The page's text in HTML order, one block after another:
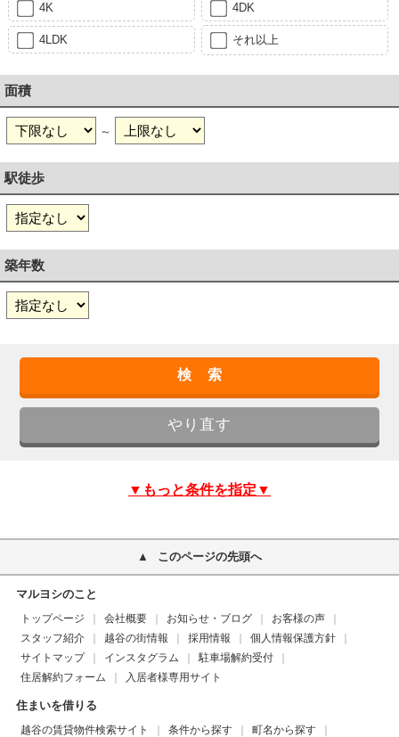
4K 4DK
4LDK それ以上
面積
～
駅徒歩
築年数
▼もっと条件を指定▼
このページの先頭へ
マルヨシのこと
トップページ 会社概要 お知らせ・ブログ
お客様の声
スタッフ紹介
越谷の街情報 採用情報
個人情報保護方針
サイトマップ
インスタグラム
駐車場解約受付
住居解約フォーム
入居者様専用サイト
住まいを借りる
越谷の賃貸物件検索サイト 条件から探す
町名から探す